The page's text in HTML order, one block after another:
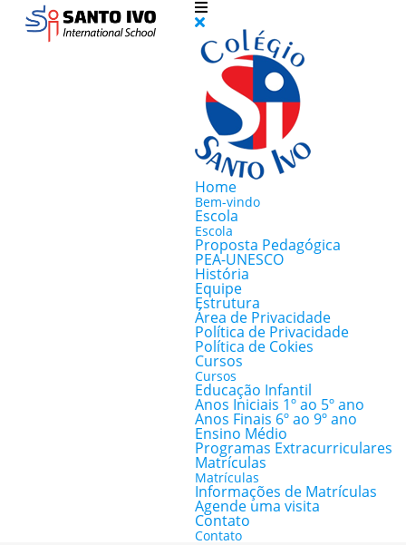
Home
Bem-vindo
Escola
Escola
Proposta Pedagógica
PEA-UNESCO
História
Equipe
Estrutura
Área de Privacidade
Política de Privacidade
Política de Cokies
Cursos
Cursos
Educação Infantil
Anos Iniciais 1º ao 5º ano
Anos Finais 6º ao 9º ano
Ensino Médio
Programas Extracurriculares
Matrículas
Matrículas
Informações de Matrículas
Agende uma visita
Contato
Contato